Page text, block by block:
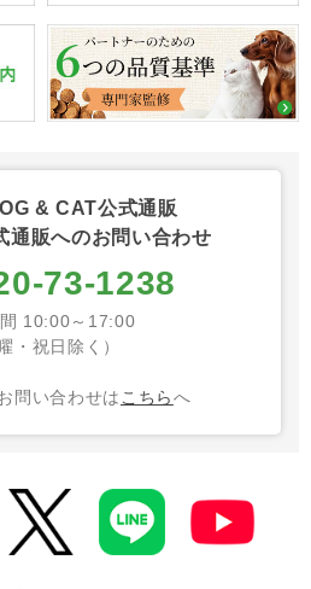
& CAT公式通販
通販へのお問い合わせ
73-1238
10:00～17:00
・祝日除く）
問い合わせは こちらへ